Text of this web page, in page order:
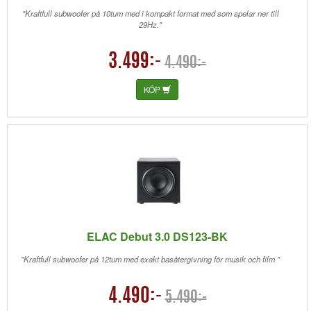
"Kraftfull subwoofer på 10tum med i kompakt format med som spelar ner till
29Hz."
3.499:- 4.490:-
KÖP
ELAC Debut 3.0 DS123-BK
"Kraftfull subwoofer på 12tum med exakt basåtergivning för musik och film "
4.490:- 5.490:-